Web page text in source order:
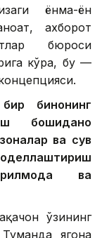
ёнма-ён
ахборот
бюроси
кўра, бу —
бинонинг
бошиданоқ
ва сув
ва
ўзининг
ягона